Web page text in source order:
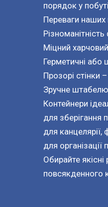
порядок у
Переваги наших
Міцний
Герметичні або
Прозорі стінки
Зручне
Контейнери
для зберігання
для канцелярії,
для
Обирайте
повсякденного